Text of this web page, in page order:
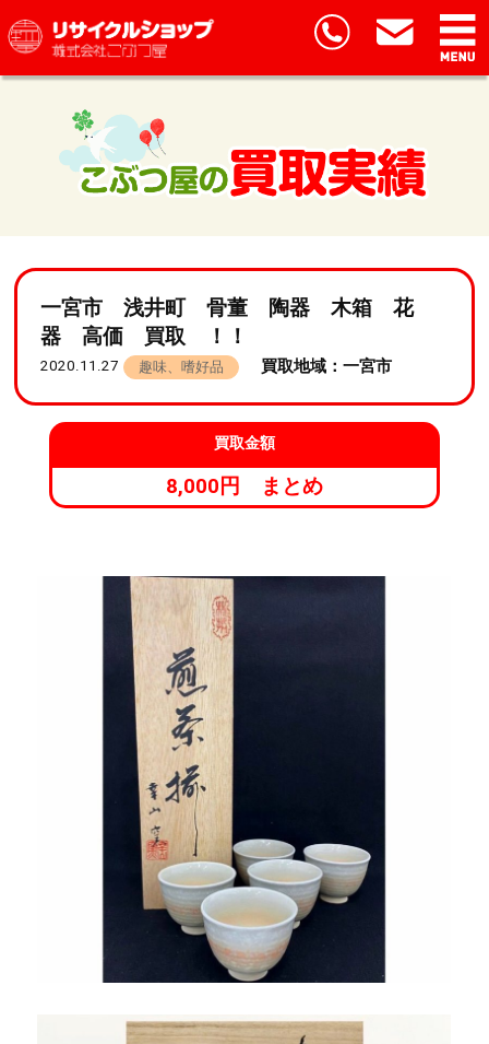
一宮市 浅井町 骨董 陶器 木箱 花
器 高価 買取 ！！
2020.11.27 趣味、嗜好品 買取地域：一宮市
買取金額
8,000円 まとめ